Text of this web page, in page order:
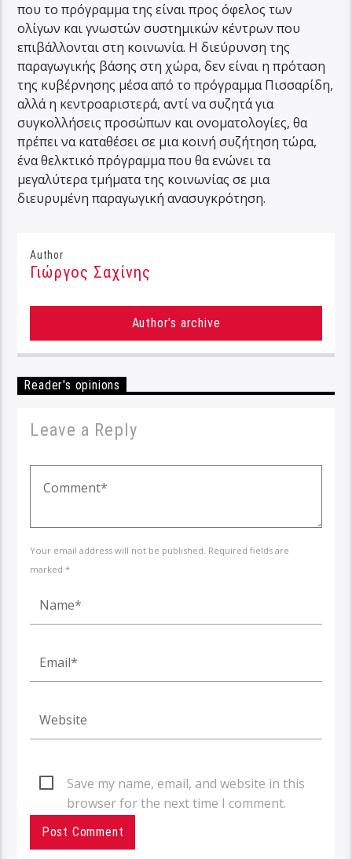
που το πρόγραμμα της είναι προς όφελος των
ολίγων και γνωστών συστημικών κέντρων που
επιβάλλονται στη κοινωνία. Η διεύρυνση της
παραγωγικής βάσης στη χώρα, δεν είναι η πρόταση
της κυβέρνησης μέσα από το πρόγραμμα Πισσαρίδη,
αλλά η κεντροαριστερά, αντί να συζητά για
συγκολλήσεις προσώπων και ονοματολογίες, θα
πρέπει να καταθέσει σε μια κοινή συζήτηση τώρα,
ένα θελκτικό πρόγραμμα που θα ενώνει τα
μεγαλύτερα τμήματα της κοινωνίας σε μια
διευρυμένη παραγωγική ανασυγκρότηση.
Author
Γιώργος Σαχίνης
Author's archive
Reader's opinions
Leave a Reply
Your email address will not be published. Required fields are
marked *
Save my name, email, and website in this
browser for the next time I comment.